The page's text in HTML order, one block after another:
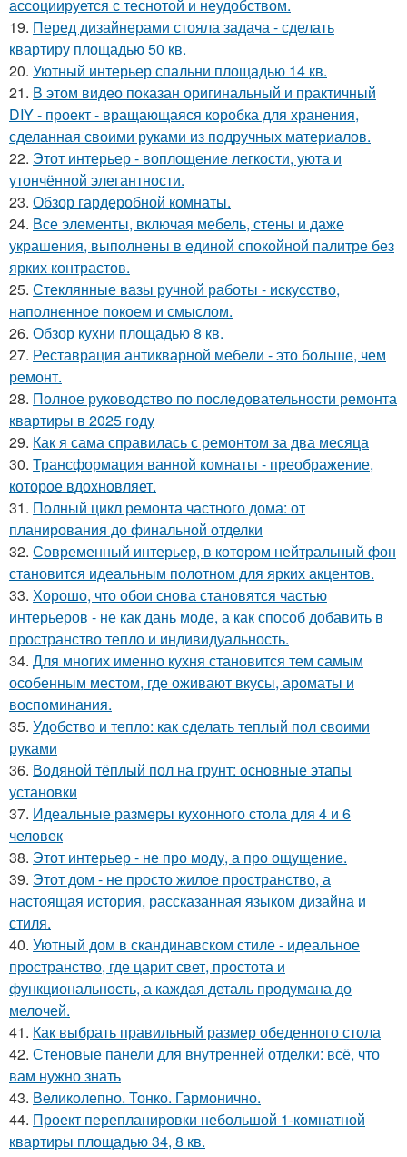
ассоциируется с теснотой и неудобством.
19. Перед дизайнерами стояла задача - сделать
квартиру площадью 50 кв.
20. Уютный интерьер спальни площадью 14 кв.
21. В этом видео показан оригинальный и практичный
DIY - проект - вращающаяся коробка для хранения,
сделанная своими руками из подручных материалов.
22. Этот интерьер - воплощение легкости, уюта и
утончённой элегантности.
23. Обзор гардеробной комнаты.
24. Все элементы, включая мебель, стены и даже
украшения, выполнены в единой спокойной палитре без
ярких контрастов.
25. Стеклянные вазы ручной работы - искусство,
наполненное покоем и смыслом.
26. Обзор кухни площадью 8 кв.
27. Реставрация антикварной мебели - это больше, чем
ремонт.
28. Полное руководство по последовательности ремонта
квартиры в 2025 году
29. Как я сама справилась с ремонтом за два месяца
30. Трансформация ванной комнаты - преображение,
которое вдохновляет.
31. Полный цикл ремонта частного дома: от
планирования до финальной отделки
32. Современный интерьер, в котором нейтральный фон
становится идеальным полотном для ярких акцентов.
33. Хорошо, что обои снова становятся частью
интерьеров - не как дань моде, а как способ добавить в
пространство тепло и индивидуальность.
34. Для многих именно кухня становится тем самым
особенным местом, где оживают вкусы, ароматы и
воспоминания.
35. Удобство и тепло: как сделать теплый пол своими
руками
36. Водяной тёплый пол на грунт: основные этапы
установки
37. Идеальные размеры кухонного стола для 4 и 6
человек
38. Этот интерьер - не про моду, а про ощущение.
39. Этот дом - не просто жилое пространство, а
настоящая история, рассказанная языком дизайна и
стиля.
40. Уютный дом в скандинавском стиле - идеальное
пространство, где царит свет, простота и
функциональность, а каждая деталь продумана до
мелочей.
41. Как выбрать правильный размер обеденного стола
42. Стеновые панели для внутренней отделки: всё, что
вам нужно знать
43. Великолепно. Тонко. Гармонично.
44. Проект перепланировки небольшой 1-комнатной
квартиры площадью 34, 8 кв.